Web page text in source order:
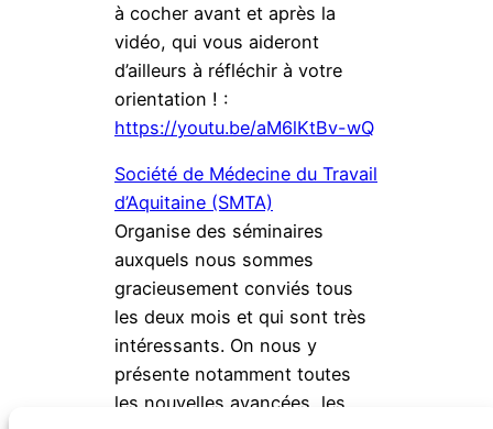
à cocher avant et après la
vidéo, qui vous aideront
d’ailleurs à réfléchir à votre
orientation ! :
https://youtu.be/aM6lKtBv-wQ
Société de Médecine du Travail
d’Aquitaine (SMTA)
Organise des séminaires
auxquels nous sommes
gracieusement conviés tous
les deux mois et qui sont très
intéressants. On nous y
présente notamment toutes
les nouvelles avancées, les